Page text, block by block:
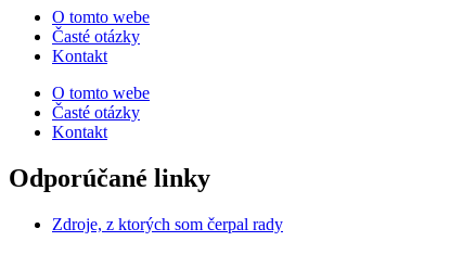
O tomto webe
Časté otázky
Kontakt
O tomto webe
Časté otázky
Kontakt
Odporúčané linky
Zdroje, z ktorých som čerpal rady